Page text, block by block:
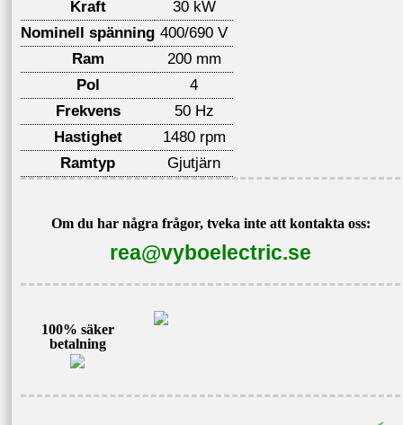
Kraft
30 kW
Nominell spänning 400/690 V
Ram
200 mm
Pol
4
Frekvens
50 Hz
Hastighet
1480 rpm
Ramtyp
Gjutjärn
Om du har några frågor, tveka inte att kontakta oss:
rea@vyboelectric.se
100% säker
betalning